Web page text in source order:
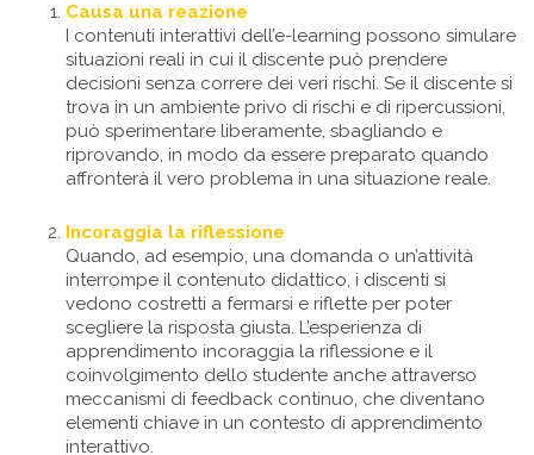
Causa una reazione
I contenuti interattivi dell’e-learning possono simulare
situazioni reali in cui il discente può prendere
decisioni senza correre dei veri rischi. Se il discente si
trova in un ambiente privo di rischi e di ripercussioni,
può sperimentare liberamente, sbagliando e
riprovando, in modo da essere preparato quando
affronterà il vero problema in una situazione reale.
Incoraggia la riflessione
Quando, ad esempio, una domanda o un’attività
interrompe il contenuto didattico, i discenti si
vedono costretti a fermarsi e riflette per poter
scegliere la risposta giusta. L’esperienza di
apprendimento incoraggia la riflessione e il
coinvolgimento dello studente anche attraverso
meccanismi di feedback continuo, che diventano
elementi chiave in un contesto di apprendimento
interattivo.